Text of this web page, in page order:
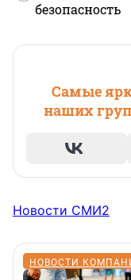
безопасность
Самые
наших
Новости СМИ2
НОВОСТИ